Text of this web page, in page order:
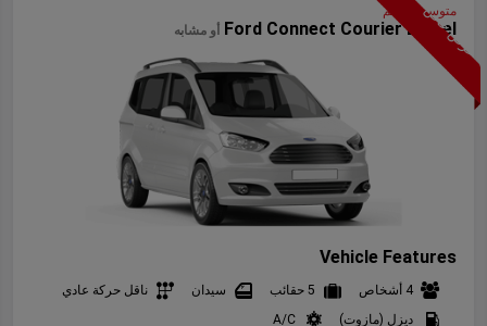
عرض خاص
متوسطة حجم
Ford Connect Courier Diesel أو مشابه
Vehicle Features
4 أشخاص 5 حقائب سيدان
ناقل حركة عادي
ديزل (مازوت)
A/C